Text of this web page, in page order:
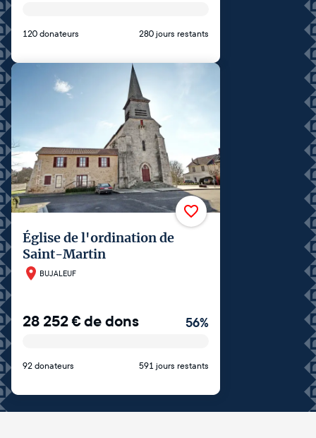
120 donateurs 280 jours restants
Église de l'ordination de
Saint-Martin
BUJALEUF
28 252€de dons 56%
92 donateurs 591 jours restants